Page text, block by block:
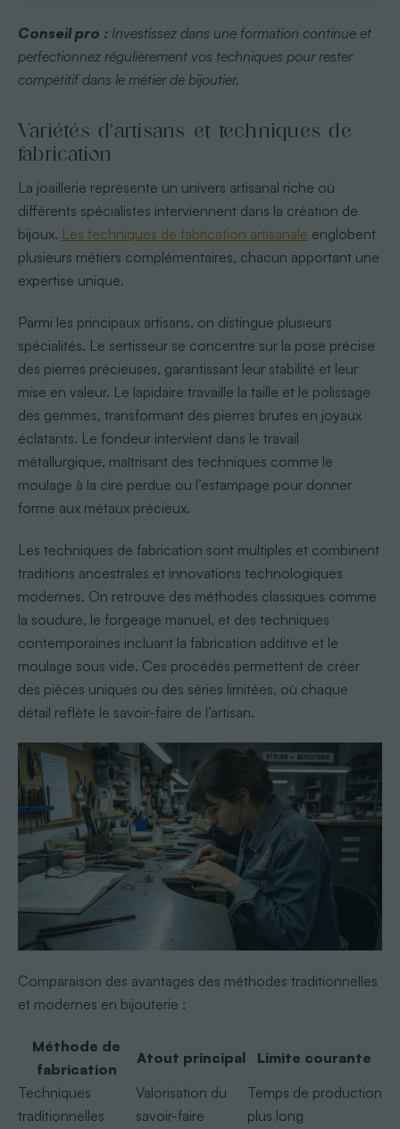
Conseil pro : Investissez dans une formation continue et
perfectionnez régulièrement vos techniques pour rester
compétitif dans le métier de bijoutier.
Variétés d’artisans et techniques de
fabrication
La joaillerie représente un univers artisanal riche où
différents spécialistes interviennent dans la création de
bijoux. Les techniques de fabrication artisanale englobent
plusieurs métiers complémentaires, chacun apportant une
expertise unique.
Parmi les principaux artisans, on distingue plusieurs
spécialités. Le sertisseur se concentre sur la pose précise
des pierres précieuses, garantissant leur stabilité et leur
mise en valeur. Le lapidaire travaille la taille et le polissage
des gemmes, transformant des pierres brutes en joyaux
éclatants. Le fondeur intervient dans le travail
métallurgique, maîtrisant des techniques comme le
moulage à la cire perdue ou l’estampage pour donner
forme aux métaux précieux.
Les techniques de fabrication sont multiples et combinent
traditions ancestrales et innovations technologiques
modernes. On retrouve des méthodes classiques comme
la soudure, le forgeage manuel, et des techniques
contemporaines incluant la fabrication additive et le
moulage sous vide. Ces procédés permettent de créer
des pièces uniques ou des séries limitées, où chaque
détail reflète le savoir-faire de l’artisan.
Comparaison des avantages des méthodes traditionnelles
et modernes en bijouterie :
Méthode de
fabrication
Atout principal
Limite courante
Techniques
traditionnelles
Valorisation du
savoir-faire
Temps de production
plus long